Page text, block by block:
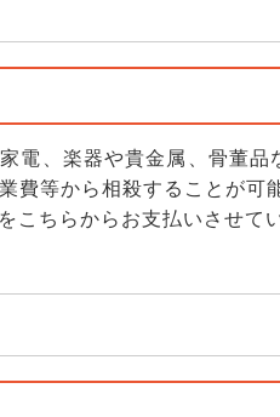
電、楽器や貴金属、骨董品
費等から相殺することが可
こちらからお支払いさせて